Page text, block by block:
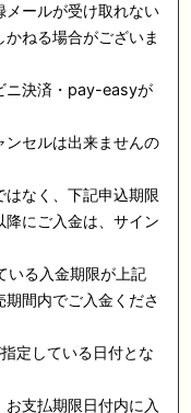
メールが受け取れない
ねる場合がございま
ニ決済・pay-easyが
ンセルは出来ませんの
なく、下記申込期限
にご入金は、サイン
いる入金期限が上記
間内でご入金くださ
定している日付とな
支払期限日付内に入